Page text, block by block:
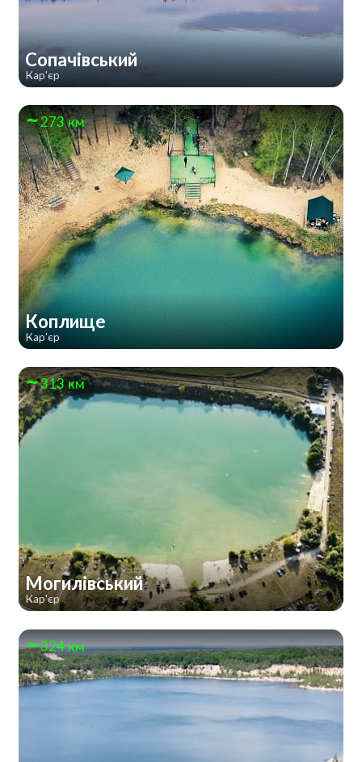
Сопачівський
Кар'єр
273 км
Коплище
Кар'єр
313 км
Могилівський
Кар'єр
324 км